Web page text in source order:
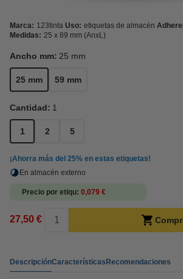
Marca: 123tinta Uso: etiquetas de almacén
Medidas: 25 x 89 mm (AnxL)
Ancho mm: 25 mm
25 mm 59 mm
Cantidad: 1
1 2 5
¡Ahorra más del 25% en estas etiquetas!
En almacén externo
Precio por etiqu 0,079 €
27,50 €
DescripciónCaracterísticasRecomendaciones